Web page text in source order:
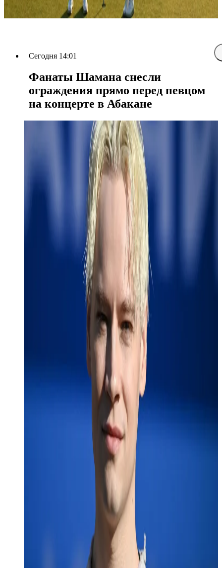
Сегодня 14:01
Фанаты Шамана снесли
ограждения прямо перед певцом
на концерте в Абакане